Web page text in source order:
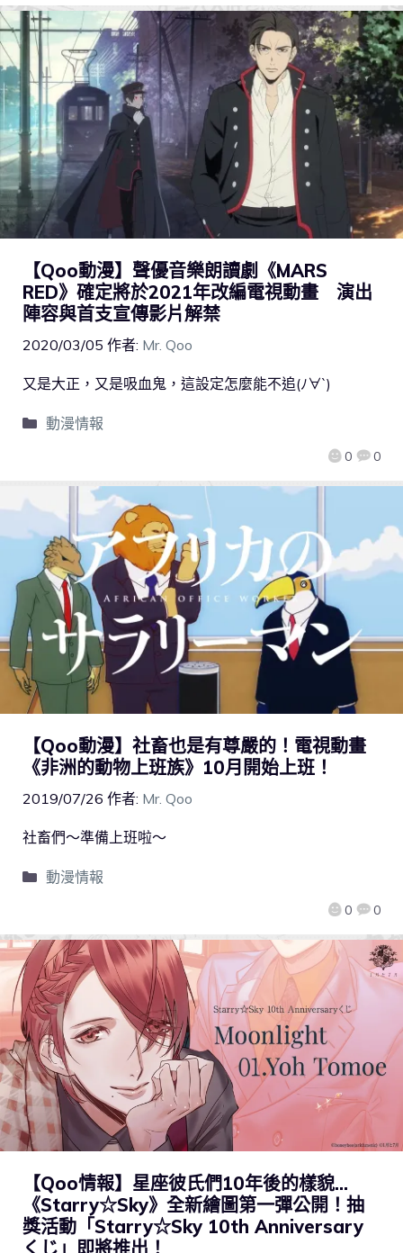
【Qoo動漫】聲優音樂朗讀劇《MARS
RED》確定將於2021年改編電視動畫 演出
陣容與首支宣傳影片解禁
2020/03/05 作者: Mr. Qoo
0 0
又是大正，又是吸血鬼，這設定怎麼能不追(ﾉ∀`)
動漫情報
【Qoo動漫】社畜也是有尊嚴的！電視動畫
《非洲的動物上班族》10月開始上班！
2019/07/26 作者: Mr. Qoo
0 0
社畜們～準備上班啦～
動漫情報
【Qoo情報】星座彼氏們10年後的樣貌…
《Starry☆Sky》全新繪圖第一彈公開！抽
獎活動「Starry☆Sky 10th Anniversary
くじ」即將推出！